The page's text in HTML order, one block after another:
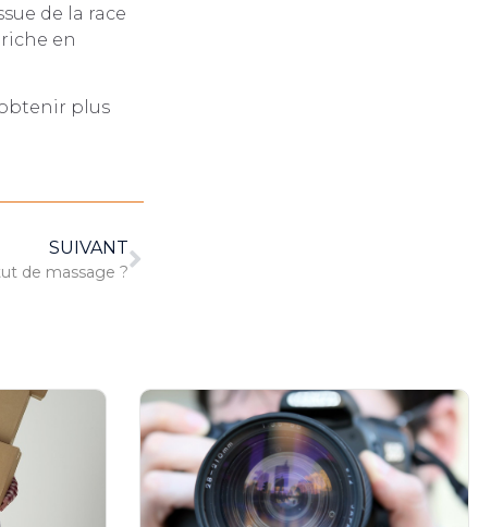
de la race
en
plus
SUIVANT
de massage ?